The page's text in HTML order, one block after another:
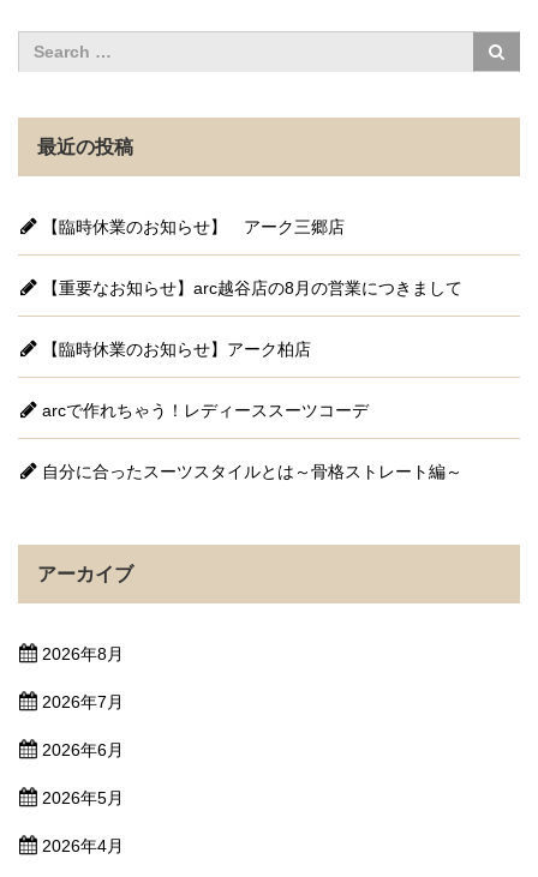
最近の投稿
【臨時休業のお知らせ】 アーク三郷店
【重要なお知らせ】arc越谷店の8月の営業につきまして
【臨時休業のお知らせ】アーク柏店
arcで作れちゃう！レディーススーツコーデ
自分に合ったスーツスタイルとは～骨格ストレート編～
アーカイブ
2026年8月
2026年7月
2026年6月
2026年5月
2026年4月